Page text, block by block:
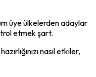
üye ülkelerden adaylar
etmek şart.
hazırlığınızı nasıl etkiler,